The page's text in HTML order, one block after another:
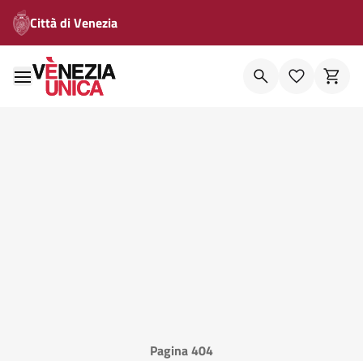
Città di Venezia
Pagina 404